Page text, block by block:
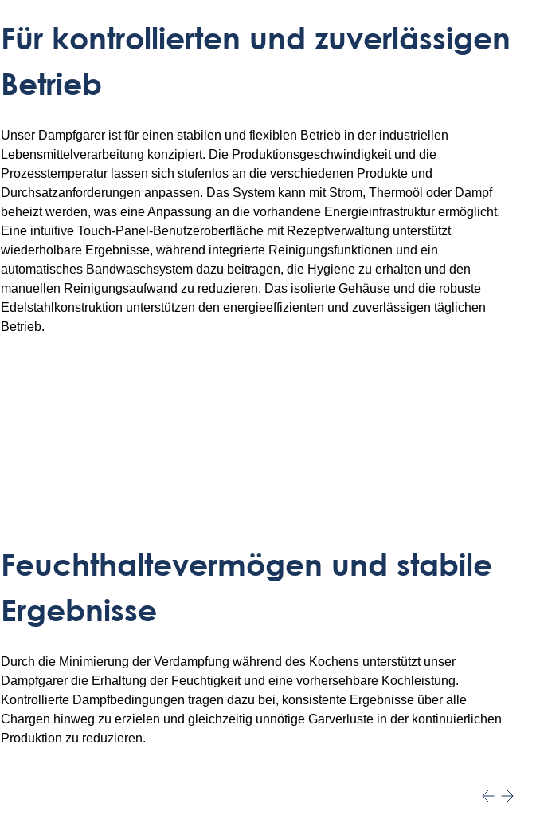
Für kontrollierten und zuverlässigen
Betrieb
Unser Dampfgarer ist für einen stabilen und flexiblen Betrieb in der industriellen
Lebensmittelverarbeitung konzipiert. Die Produktionsgeschwindigkeit und die
Prozesstemperatur lassen sich stufenlos an die verschiedenen Produkte und
Durchsatzanforderungen anpassen. Das System kann mit Strom, Thermoöl oder Dampf
beheizt werden, was eine Anpassung an die vorhandene Energieinfrastruktur ermöglicht.
Eine intuitive Touch-Panel-Benutzeroberfläche mit Rezeptverwaltung unterstützt
wiederholbare Ergebnisse, während integrierte Reinigungsfunktionen und ein
automatisches Bandwaschsystem dazu beitragen, die Hygiene zu erhalten und den
manuellen Reinigungsaufwand zu reduzieren. Das isolierte Gehäuse und die robuste
Edelstahlkonstruktion unterstützen den energieeffizienten und zuverlässigen täglichen
Betrieb.
Feuchthaltevermögen und stabile
Ergebnisse
Durch die Minimierung der Verdampfung während des Kochens unterstützt unser
Dampfgarer die Erhaltung der Feuchtigkeit und eine vorhersehbare Kochleistung.
Kontrollierte Dampfbedingungen tragen dazu bei, konsistente Ergebnisse über alle
Chargen hinweg zu erzielen und gleichzeitig unnötige Garverluste in der kontinuierlichen
Produktion zu reduzieren.